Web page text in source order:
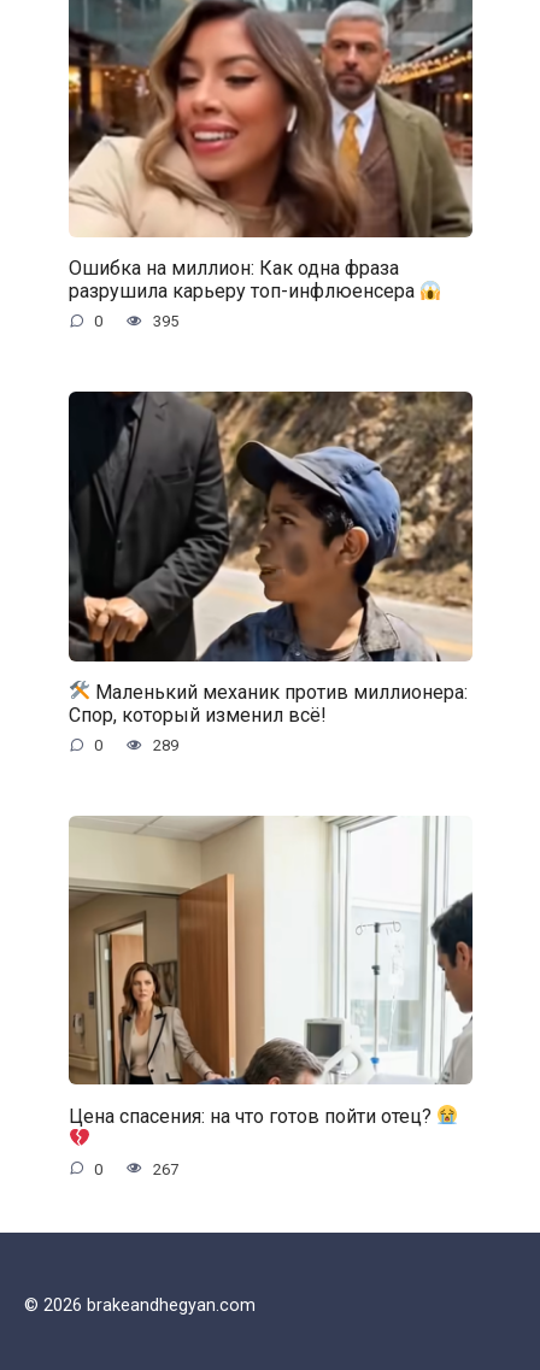
Ошибка на миллион: Как одна фраза
разрушила карьеру топ-инфлюенсера
0 395
Маленький механик против миллионера:
Спор, который изменил всё!
0 289
Цена спасения: на что готов пойти отец?
0 267
© 2026 brakeandhegyan.com